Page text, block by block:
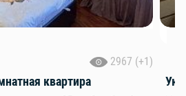
2967 (+1)
квартира